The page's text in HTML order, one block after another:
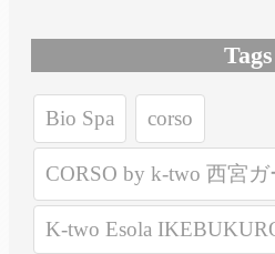
Tags
Bio Spa corso
CORSO by k-two 西宮
K-two Esola